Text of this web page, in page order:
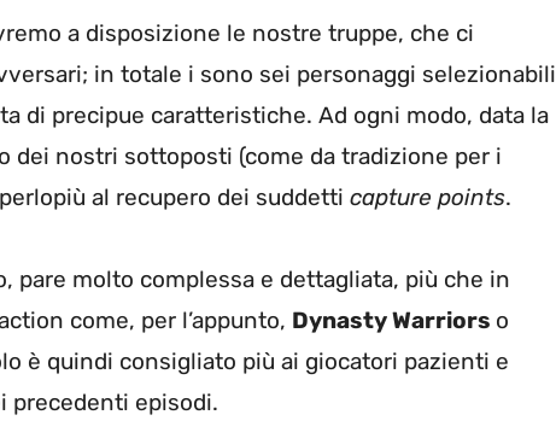
a disposizione le nostre truppe, che ci
in totale i sono sei personaggi selezionabili
di precipue caratteristiche. Ad ogni modo, data la
nostri sottoposti (come da tradizione per i
al recupero dei suddetti capture points.
pare molto complessa e dettagliata, più che in
come, per l’appunto, Dynasty Warriors o
è quindi consigliato più ai giocatori pazienti e
precedenti episodi.